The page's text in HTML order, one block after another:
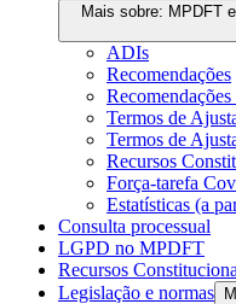
Mais sobre: MPDFT
ADIs
Recomendações
Termos de
Termos de
Recursos
Força-tarefa
Estatísticas (a
Consulta processual
LGPD no MPDFT
Recursos
Legislação e normas